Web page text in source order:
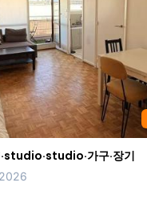
가구·장기